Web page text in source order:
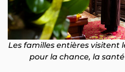
Les familles entières visitent
pour la chance, la